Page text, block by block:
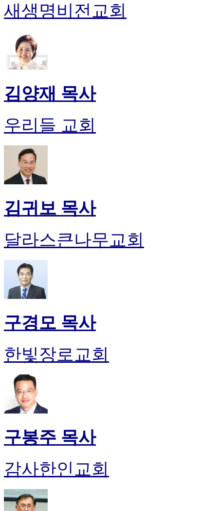
새생명비전교회
김양재 목사
우리들 교회
김귀보 목사
달라스큰나무교회
구경모 목사
한빛장로교회
구봉주 목사
감사한인교회